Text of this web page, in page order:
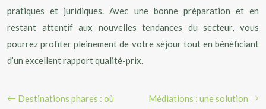
pratiques et juridiques. Avec une bonne préparation et en
restant attentif aux nouvelles tendances du secteur, vous
pourrez profiter pleinement de votre séjour tout en bénéficiant
d’un excellent rapport qualité-prix.
Destinations phares : où
Médiations : une solution